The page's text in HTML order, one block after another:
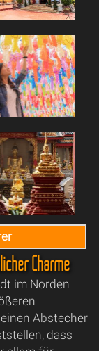
Charme
im Norden
Abstecher
dass